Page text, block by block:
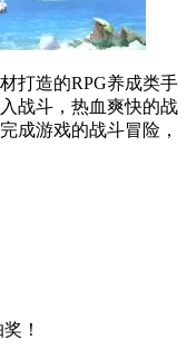
打造的RPG养成类手
战斗，热血爽快的战
成游戏的战斗冒险，
！